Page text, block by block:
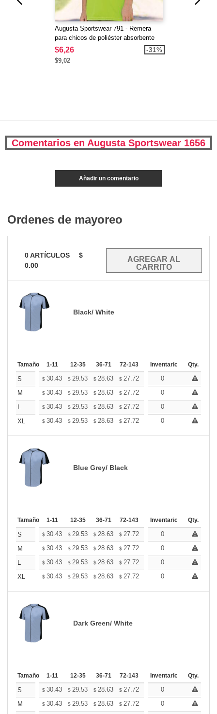
Augusta Sportswear 791 - Remera
para chicos de poliéster absorbente
$6,26
$9,02
-31%
Comentarios en Augusta Sportswear 1656
Añadir un comentario
Ordenes de mayoreo
0ARTÍCULOS
$
0.00
Black/ White
Tamaño 1-11 12-35 36-71 72-143 144-287 288 +
Inventario Qty.
S $ 30.43 $ 29.53 $ 28.63 $ 27.72 26.82
0
M
$ 30.43 $ 29.53 $ 28.63 $ 27.72 26.82
0
L
$ 30.43 $ 29.53 $ 28.63 $ 27.72 26.82
0
XL
$ 30.43 $ 29.53 $ 28.63 $ 27.72 26.82
0
Blue Grey/ Black
Tamaño 1-11 12-35 36-71 72-143 144-287 288 +
Inventario Qty.
S $ 30.43 $ 29.53 $ 28.63 $ 27.72 26.82
0
M
$ 30.43 $ 29.53 $ 28.63 $ 27.72 26.82
0
L
$ 30.43 $ 29.53 $ 28.63 $ 27.72 26.82
0
XL
$ 30.43 $ 29.53 $ 28.63 $ 27.72 26.82
0
Dark Green/ White
Tamaño 1-11 12-35 36-71 72-143 144-287 288 +
Inventario Qty.
S $ 30.43 $ 29.53 $ 28.63 $ 27.72 26.82
0
M
$ 30.43 $ 29.53 $ 28.63 $ 27.72 26.82
0